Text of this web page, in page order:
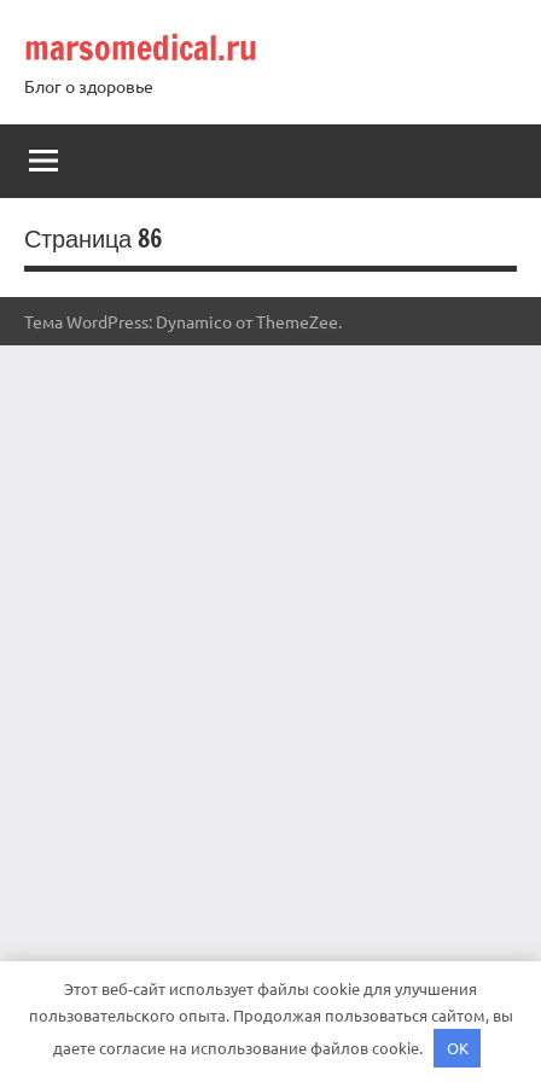
содержимому
marsomedical.ru
Блог о здоровье
Страница 86
Тема WordPress: Dynamico от ThemeZee.
Этот веб-сайт использует файлы cookie для улучшения
пользовательского опыта. Продолжая пользоваться сайтом, вы
даете согласие на использование файлов cookie.
OK